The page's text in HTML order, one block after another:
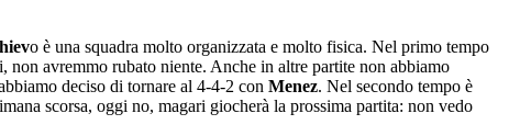
o è una squadra molto organizzata e molto fisica. Nel primo tempo
non avremmo rubato niente. Anche in altre partite non abbiamo
deciso di tornare al 4-4-2 con Menez. Nel secondo tempo è
scorsa, oggi no, magari giocherà la prossima partita: non vedo